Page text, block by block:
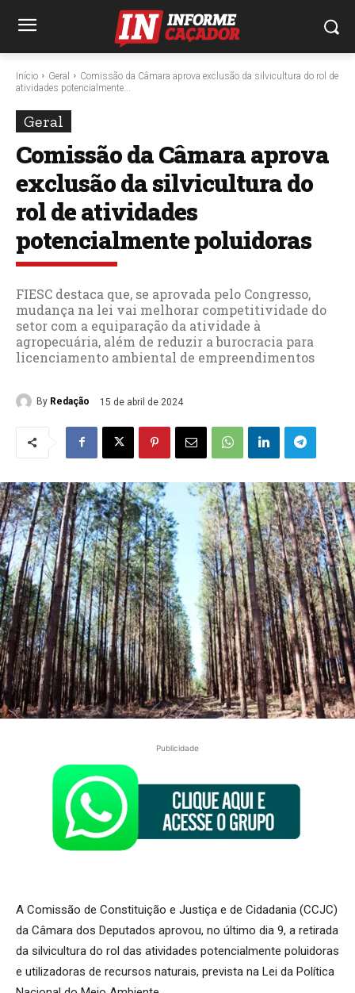
Início Geral
Comissão da Câmara aprova exclusão da silvicultura do rol de
atividades potencialmente...
Geral
Comissão da Câmara aprova
exclusão da silvicultura do
rol de atividades
potencialmente poluidoras
FIESC destaca que, se aprovada pelo Congresso,
mudança na lei vai melhorar competitividade do
setor com a equiparação da atividade à
agropecuária, além de reduzir a burocracia para
licenciamento ambiental de empreendimentos
By Redação 15 de abril de 2024
Publicidade
A Comissão de Constituição e Justiça e de Cidadania (CCJC)
da Câmara dos Deputados aprovou, no último dia 9, a retirada
da silvicultura do rol das atividades potencialmente poluidoras
e utilizadoras de recursos naturais, prevista na Lei da Política